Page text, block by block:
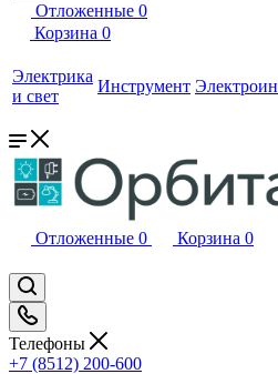
Отложенные 0
Корзина 0
Электрика
и свет
Инструмент
Отложенные 0 Корзина 0
Телефоны
+7 (8512) 200-600